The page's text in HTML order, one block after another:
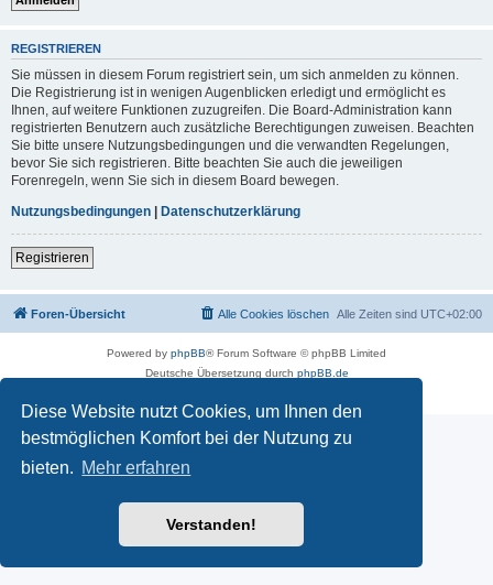
Diese Website nutzt Cookies, um Ihnen den
bestmöglichen Komfort bei der Nutzung zu
bieten. Mehr erfahren
Verstanden!
REGISTRIEREN
Sie müssen in diesem Forum registriert sein, um sich anmelden zu können.
Die Registrierung ist in wenigen Augenblicken erledigt und ermöglicht es
Ihnen, auf weitere Funktionen zuzugreifen. Die Board-Administration kann
registrierten Benutzern auch zusätzliche Berechtigungen zuweisen. Beachten
Sie bitte unsere Nutzungsbedingungen und die verwandten Regelungen,
bevor Sie sich registrieren. Bitte beachten Sie auch die jeweiligen
Forenregeln, wenn Sie sich in diesem Board bewegen.
Nutzungsbedingungen | Datenschutzerklärung
Registrieren
Foren-Übersicht Alle Zeiten sind UTC+02:00
Alle Cookies löschen
Powered by phpBB® Forum Software © phpBB Limited
Deutsche Übersetzung durch phpBB.de